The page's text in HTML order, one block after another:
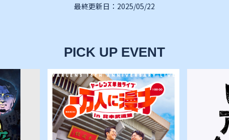
最終更新日：2025/05/22
PICK UP EVENT